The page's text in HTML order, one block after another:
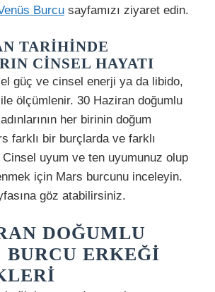
Burcu sayfamızı ziyaret edin.
TARIHINDE
CINSEL HAYATI
güç ve cinsel enerji ya da libido,
ölçümlenir. 30 Haziran doğumlu
her birinin doğum
farklı bir burçlarda ve farklı
uyum ve ten uyumunuz olup
için Mars burcunu inceleyin.
göz atabilirsiniz.
DOĞUMLU
BURCU ERKEĞI